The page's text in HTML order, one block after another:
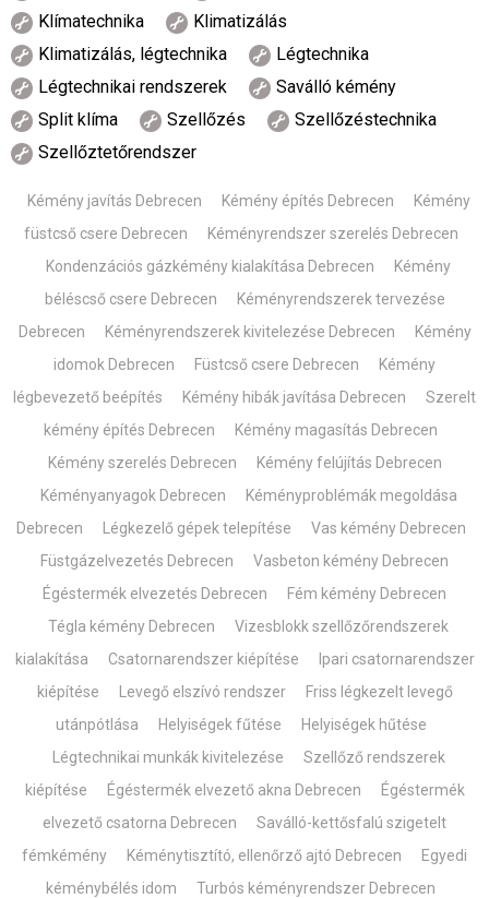
Klímatechnika
Klimatizálás
Klimatizálás, légtechnika
Légtechnika
Légtechnikai rendszerek
Saválló kémény
Split klíma
Szellőzés
Szellőzéstechnika
Szellőztetőrendszer
Kémény javítás Debrecen Kémény építés Debrecen
Kémény
füstcső csere Debrecen
Kéményrendszer szerelés Debrecen
Kondenzációs gázkémény kialakítása Debrecen
Kémény
béléscső csere Debrecen
Kéményrendszerek tervezése
Debrecen
Kéményrendszerek kivitelezése Debrecen
Kémény
idomok Debrecen
Füstcső csere Debrecen
Kémény
légbevezető beépítés
Kémény hibák javítása Debrecen
Szerelt
kémény építés Debrecen
Kémény magasítás Debrecen
Kémény szerelés Debrecen
Kémény felújítás Debrecen
Kéményanyagok Debrecen
Kéményproblémák megoldása
Debrecen
Légkezelő gépek telepítése
Vas kémény Debrecen
Füstgázelvezetés Debrecen
Vasbeton kémény Debrecen
Égéstermék elvezetés Debrecen
Fém kémény Debrecen
Tégla kémény Debrecen
Vizesblokk szellőzőrendszerek
kialakítása
Csatornarendszer kiépítése
Ipari csatornarendszer
kiépítése
Levegő elszívó rendszer
Friss légkezelt levegő
utánpótlása
Helyiségek fűtése
Helyiségek hűtése
Légtechnikai munkák kivitelezése
Szellőző rendszerek
kiépítése
Égéstermék elvezető akna Debrecen
Égéstermék
elvezető csatorna Debrecen
Saválló-kettősfalú szigetelt
fémkémény
Kéménytisztító, ellenőrző ajtó Debrecen
Egyedi
kéménybélés idom
Turbós kéményrendszer Debrecen